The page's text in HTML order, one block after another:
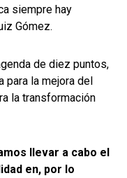
siempre hay
Gómez.
de diez puntos,
para la mejora del
la transformación
llevar a cabo el
en, por lo